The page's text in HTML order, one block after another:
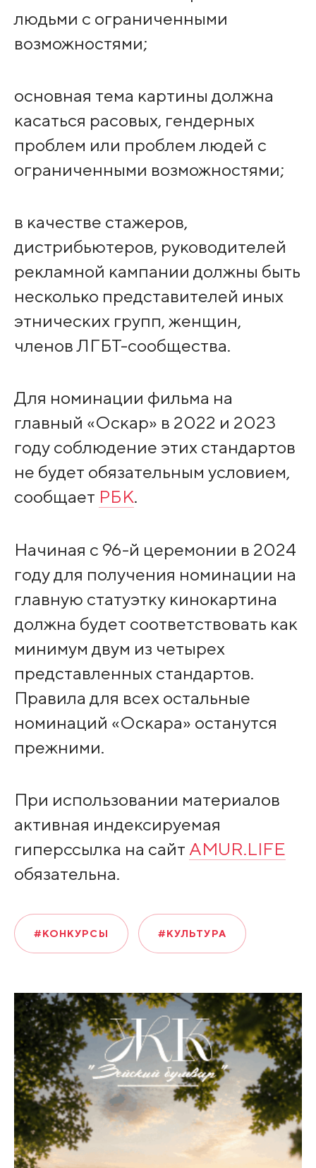
людьми с ограниченными
возможностями;
основная тема картины должна
касаться расовых, гендерных
проблем или проблем людей с
ограниченными возможностями;
в качестве стажеров,
дистрибьютеров, руководителей
рекламной кампании должны быть
несколько представителей иных
этнических групп, женщин,
членов ЛГБТ-сообщества.
Для номинации фильма на
главный «Оскар» в 2022 и 2023
году соблюдение этих стандартов
не будет обязательным условием,
сообщает РБК.
Начиная с 96-й церемонии в 2024
году для получения номинации на
главную статуэтку кинокартина
должна будет соответствовать как
минимум двум из четырех
представленных стандартов.
Правила для всех остальные
номинаций «Оскара» останутся
прежними.
При использовании материалов
активная индексируемая
гиперссылка на сайт AMUR.LIFE
обязательна.
#КОНКУРСЫ #КУЛЬТУРА